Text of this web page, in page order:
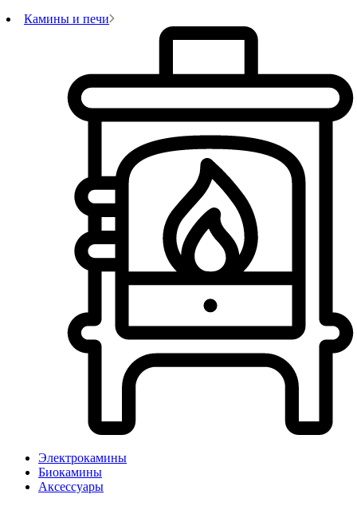
Камины и печи
Электрокамины
Биокамины
Аксессуары